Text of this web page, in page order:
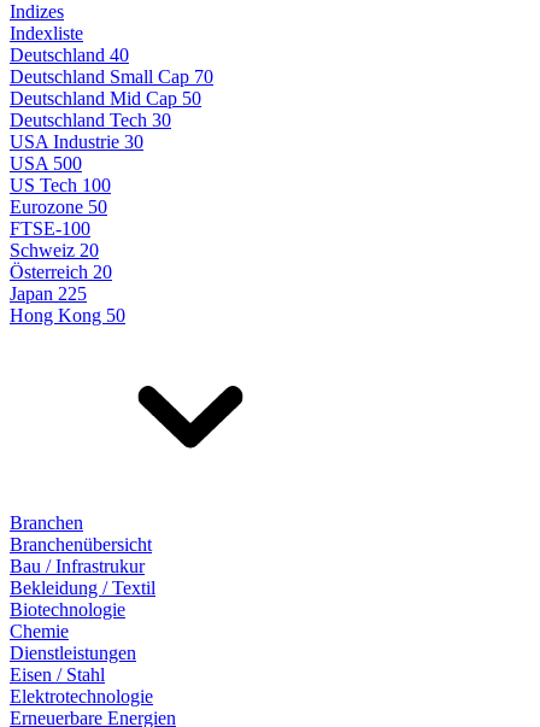
Indizes
Indexliste
Deutschland 40
Deutschland Small Cap 70
Deutschland Mid Cap 50
Deutschland Tech 30
USA Industrie 30
USA 500
US Tech 100
Eurozone 50
FTSE-100
Schweiz 20
Österreich 20
Japan 225
Hong Kong 50
Branchen
Branchenübersicht
Bau / Infrastrukur
Bekleidung / Textil
Biotechnologie
Chemie
Dienstleistungen
Eisen / Stahl
Elektrotechnologie
Erneuerbare Energien